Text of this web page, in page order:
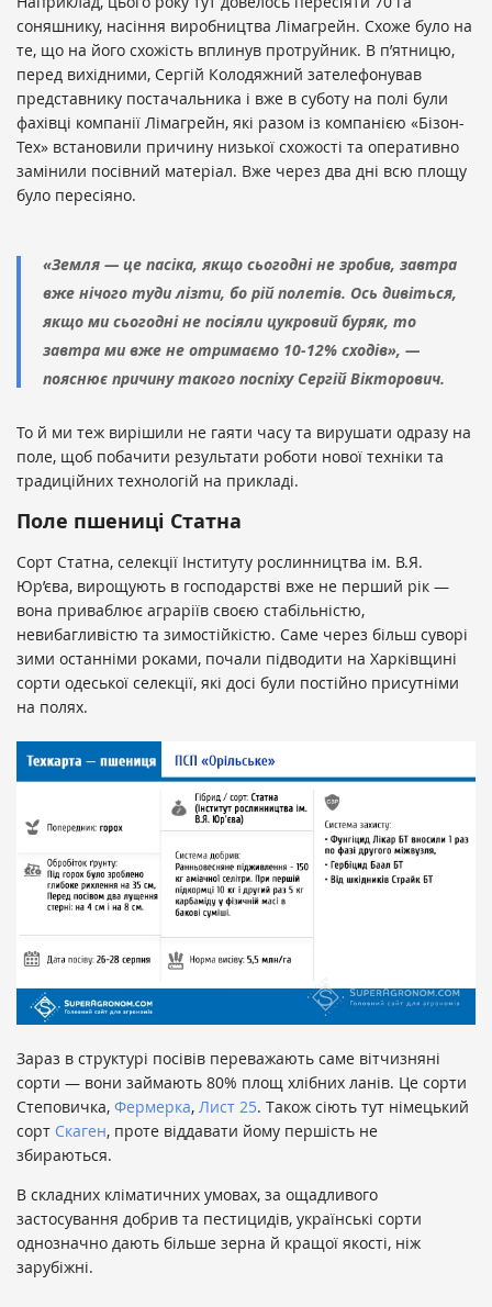
соняшнику, насіння виробництва Лімагрейн. Схоже було на
те, що на його схожість вплинув протруйник. В п’ятницю,
перед вихідними, Сергій Колодяжний зателефонував
представнику постачальника і вже в суботу на полі були
фахівці компанії Лімагрейн, які разом із компанією «Бізон-
Тех» встановили причину низької схожості та оперативно
замінили посівний матеріал. Вже через два дні всю площу
було пересіяно.
«Земля — це пасіка, якщо сьогодні не зробив, завтра
вже нічого туди лізти, бо рій полетів. Ось дивіться,
якщо ми сьогодні не посіяли цукровий буряк, то
завтра ми вже не отримаємо 10-12% сходів», —
пояснює причину такого поспіху Сергій Вікторович.
То й ми теж вирішили не гаяти часу та вирушати одразу на
поле, щоб побачити результати роботи нової техніки та
традиційних технологій на прикладі.
Поле пшениці Статна
Сорт Статна, селекції Інституту рослинництва ім. В.Я.
Юр’єва, вирощують в господарстві вже не перший рік —
вона приваблює аграріїв своєю стабільністю,
невибагливістю та зимостійкістю. Саме через більш суворі
зими останніми роками, почали підводити на Харківщині
сорти одеської селекції, які досі були постійно присутніми
на полях.
Зараз в структурі посівів переважають саме вітчизняні
сорти — вони займають 80% площ хлібних ланів. Це сорти
Степовичка, Фермерка, Лист 25. Також сіють тут німецький
сорт Скаген, проте віддавати йому першість не
збираються.
В складних кліматичних умовах, за ощадливого
застосування добрив та пестицидів, українські сорти
однозначно дають більше зерна й кращої якості, ніж
зарубіжні.